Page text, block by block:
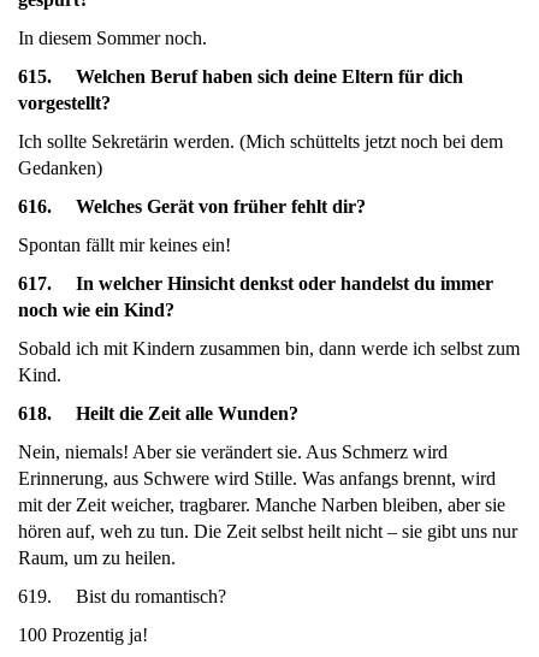
In diesem Sommer noch.
615. Welchen Beruf haben sich deine Eltern für dich
vorgestellt?
Ich sollte Sekretärin werden. (Mich schüttelts jetzt noch bei dem
Gedanken)
616. Welches Gerät von früher fehlt dir?
Spontan fällt mir keines ein!
617. In welcher Hinsicht denkst oder handelst du immer
noch wie ein Kind?
Sobald ich mit Kindern zusammen bin, dann werde ich selbst zum
Kind.
618. Heilt die Zeit alle Wunden?
Nein, niemals! Aber sie verändert sie. Aus Schmerz wird
Erinnerung, aus Schwere wird Stille. Was anfangs brennt, wird
mit der Zeit weicher, tragbarer. Manche Narben bleiben, aber sie
hören auf, weh zu tun. Die Zeit selbst heilt nicht – sie gibt uns nur
Raum, um zu heilen.
619. Bist du romantisch?
100 Prozentig ja!